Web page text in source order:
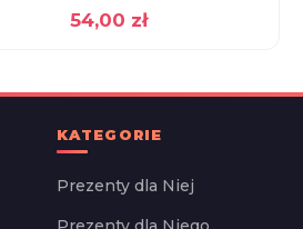
54,00 zł
KATEGORIE
Prezenty dla Niej